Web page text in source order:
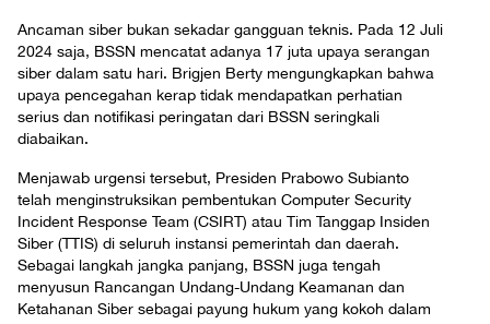
Ancaman siber bukan sekadar gangguan teknis. Pada 12 Juli
2024 saja, BSSN mencatat adanya 17 juta upaya serangan
siber dalam satu hari. Brigjen Berty mengungkapkan bahwa
upaya pencegahan kerap tidak mendapatkan perhatian
serius dan notifikasi peringatan dari BSSN seringkali
diabaikan.
Menjawab urgensi tersebut, Presiden Prabowo Subianto
telah menginstruksikan pembentukan Computer Security
Incident Response Team (CSIRT) atau Tim Tanggap Insiden
Siber (TTIS) di seluruh instansi pemerintah dan daerah.
Sebagai langkah jangka panjang, BSSN juga tengah
menyusun Rancangan Undang-Undang Keamanan dan
Ketahanan Siber sebagai payung hukum yang kokoh dalam